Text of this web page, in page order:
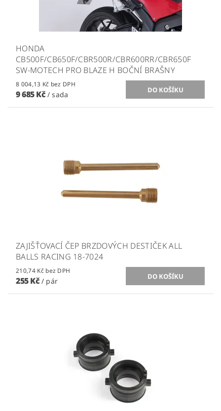
HONDA
CB500F/CB650F/CBR500R/CBR600RR/CBR650F
SW-MOTECH PRO BLAZE H BOČNÍ BRAŠNY
8 004,13 Kč bez DPH
9 685 Kč / sada
ZAJIŠŤOVACÍ ČEP BRZDOVÝCH DESTIČEK ALL
BALLS RACING 18-7024
210,74 Kč bez DPH
255 Kč / pár